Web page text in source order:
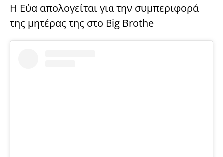
Η Εύα απολογείται για την συμπεριφορά
της μητέρας της στο Big Brothe